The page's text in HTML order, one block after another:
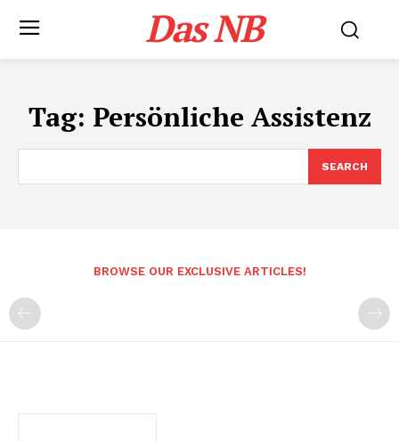
Das NB
Tag: Persönliche Assistenz
SEARCH
BROWSE OUR EXCLUSIVE ARTICLES!